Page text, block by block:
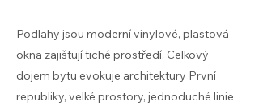
Podlahy jsou moderní vinylové, plastová
okna zajištují tiché prostředí. Celkový
dojem bytu evokuje architektury První
republiky, velké prostory, jednoduché linie